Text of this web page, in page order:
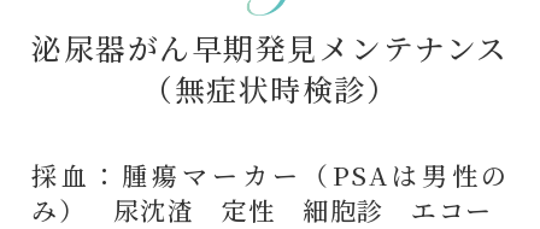
泌尿器がん早期発見メンテナンス
（無症状時検診）
採血：腫瘍マーカー（PSAは男性の
み） 尿沈渣 定性 細胞診 エコー